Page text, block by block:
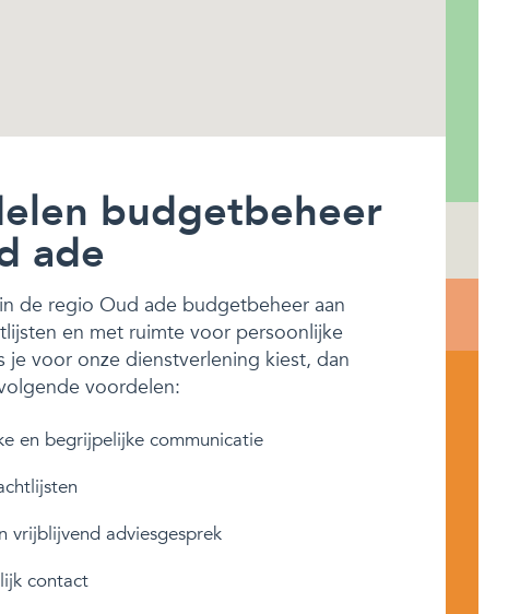
budgetbeheer
ade
de regio Oud ade budgetbeheer aan
en met ruimte voor persoonlijke
je voor onze dienstverlening kiest, dan
voordelen:
en begrijpelijke communicatie
vrijblijvend adviesgesprek
contact